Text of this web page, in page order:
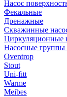
Насос
Фекальные
Дренажные
Скважинные
Циркуляционные
Насосные группы
Oventrop
Stout
Uni-fitt
Warme
Meibes